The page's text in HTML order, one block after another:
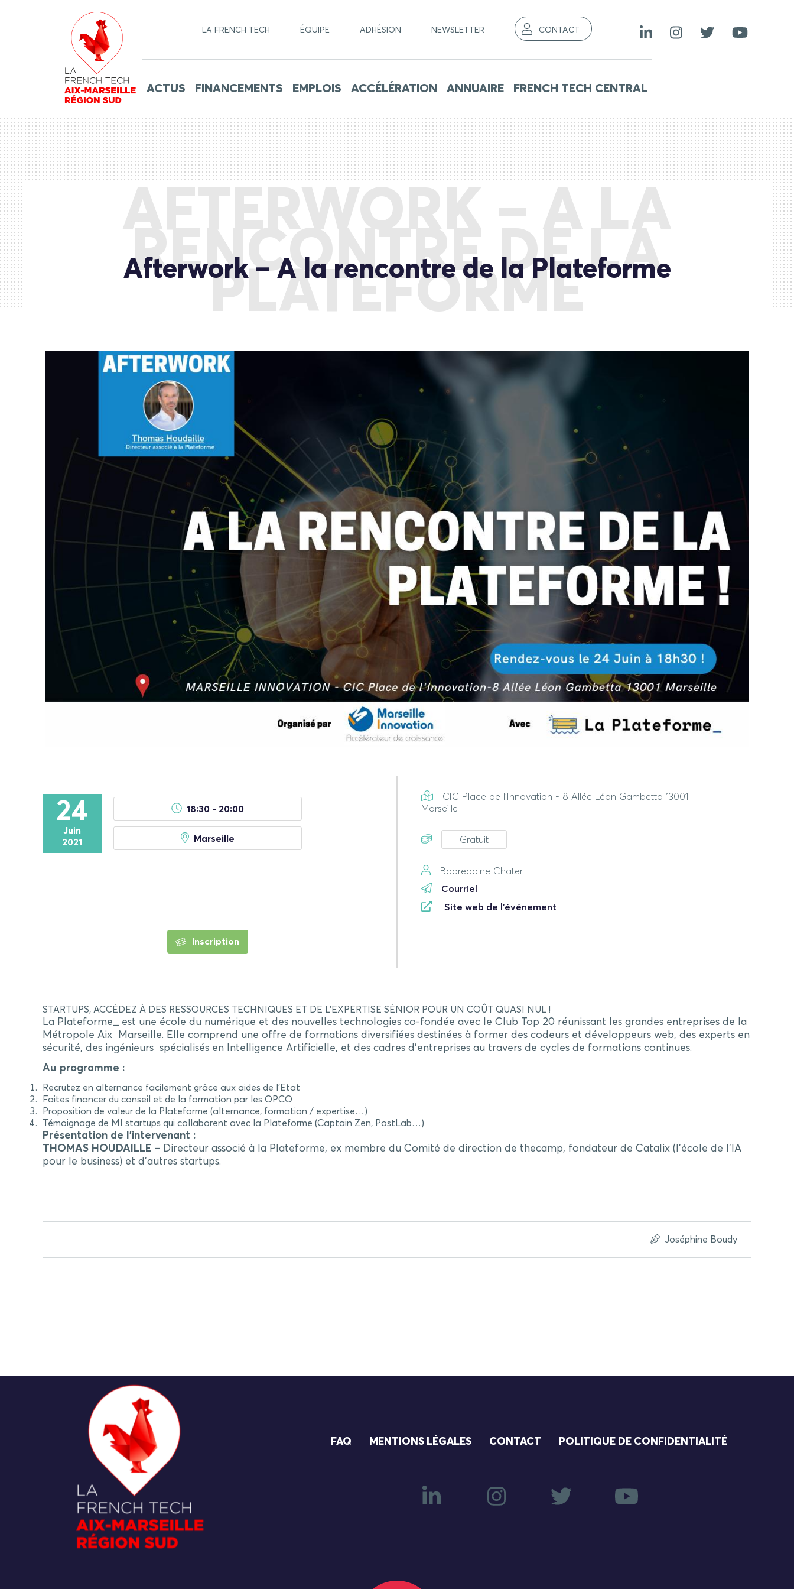
LA FRENCH TECH ÉQUIPE ADHÉSION NEWSLETTER CONTACT
ACTUS FINANCEMENTS EMPLOIS ACCÉLÉRATION ANNUAIRE FRENCH TECH CENTRAL
AFTERWORK – A LA
RENCONTRE DE LA
PLATEFORME
Afterwork – A la rencontre de la Plateforme
24
Juin
2021
18:30 - 20:00
Marseille
Inscription
CIC Place de l'Innovation - 8 Allée Léon Gambetta 13001
Marseille
Gratuit
Badreddine Chater
Courriel
Site web de l'événement
STARTUPS, ACCÉDEZ À DES RESSOURCES TECHNIQUES ET DE L’EXPERTISE SÉNIOR POUR UN COÛT QUASI NUL !
La Plateforme_ est une école du numérique et des nouvelles technologies co-fondée avec le Club Top 20 réunissant les grandes entreprises de la
Métropole Aix Marseille. Elle comprend une offre de formations diversifiées destinées à former des codeurs et développeurs web, des experts en
sécurité, des ingénieurs spécialisés en Intelligence Artificielle, et des cadres d’entreprises au travers de cycles de formations continues.
Au programme :
Recrutez en alternance facilement grâce aux aides de l’Etat
Faites financer du conseil et de la formation par les OPCO
Proposition de valeur de la Plateforme (alternance, formation / expertise…)
Témoignage de MI startups qui collaborent avec la Plateforme (Captain Zen, PostLab…)
Présentation de l’intervenant :
THOMAS HOUDAILLE – Directeur associé à la Plateforme, ex membre du Comité de direction de thecamp, fondateur de Catalix (l’école de l’IA
pour le business) et d’autres startups.
Joséphine Boudy
FAQ MENTIONS LÉGALES CONTACT POLITIQUE DE CONFIDENTIALITÉ